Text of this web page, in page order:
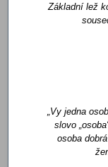
Základní lež
„Vy jedna
slovo
osoba